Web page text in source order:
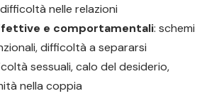
nelle relazioni
e comportamentali: schemi
difficoltà a separarsi
sessuali, calo del desiderio,
nella coppia